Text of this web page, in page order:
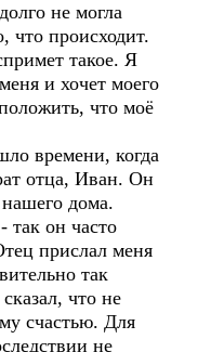
не могла
что происходит.
такое. Я
и хочет моего
что моё
времени, когда
отца, Иван. Он
дома.
так он часто
прислал меня
так
что не
счастью. Для
не